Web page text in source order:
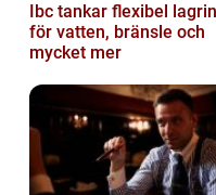
Ibc tankar flexibel lagring
för vatten, bränsle och
mycket mer